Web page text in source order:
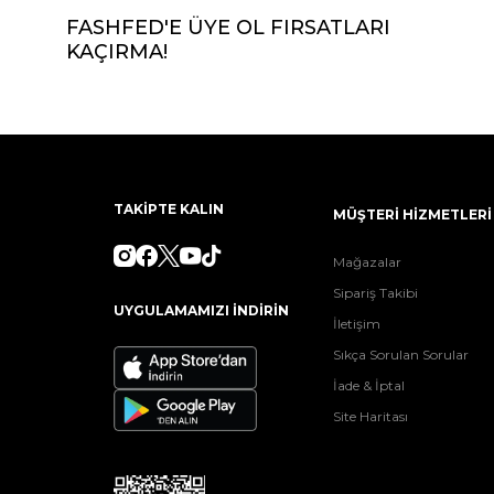
FASHFED'E ÜYE OL FIRSATLARI
KAÇIRMA!
TAKİPTE KALIN
UYGULAMAMIZI İNDİRİN
MÜŞTERİ HİZMETLERİ
Mağazalar
Sipariş Takibi
İletişim
Sıkça Sorulan Sorular
İade & İptal
Site Haritası